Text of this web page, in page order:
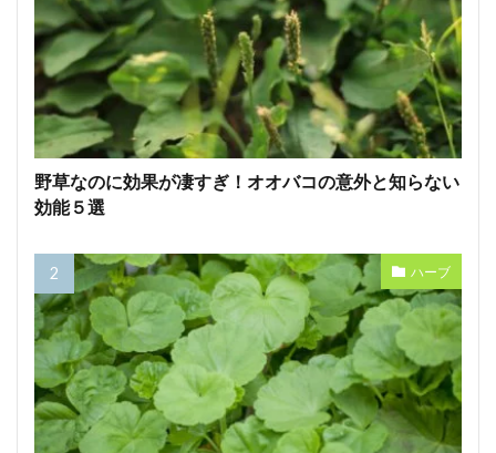
野草なのに効果が凄すぎ！オオバコの意外と知らない
効能５選
ハーブ